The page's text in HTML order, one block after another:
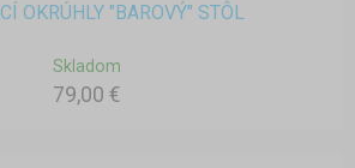
OKRÚHLY "BAROVÝ" STÔL
Skladom
79,00 €